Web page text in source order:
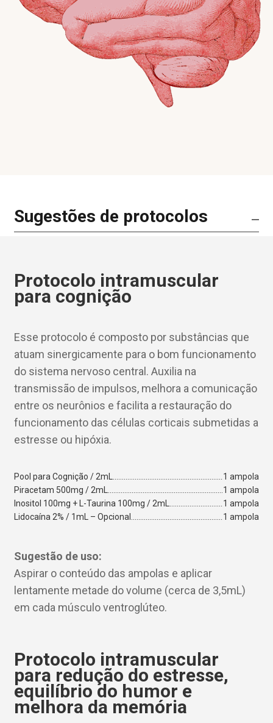
Sugestões de protocolos
Protocolo intramuscular
para cognição
Esse protocolo é composto por substâncias que
atuam sinergicamente para o bom funcionamento
do sistema nervoso central. Auxilia na
transmissão de impulsos, melhora a comunicação
entre os neurônios e facilita a restauração do
funcionamento das células corticais submetidas a
estresse ou hipóxia.
Pool para Cognição / 2mL
1 ampola
Piracetam 500mg / 2mL
1 ampola
Inositol 100mg + L-Taurina 100mg / 2mL
1 ampola
Lidocaína 2% / 1mL – Opcional
1 ampola
Sugestão de uso:
Aspirar o conteúdo das ampolas e aplicar
lentamente metade do volume (cerca de 3,5mL)
em cada músculo ventroglúteo.
Protocolo intramuscular
para redução do estresse,
equilíbrio do humor e
melhora da memória